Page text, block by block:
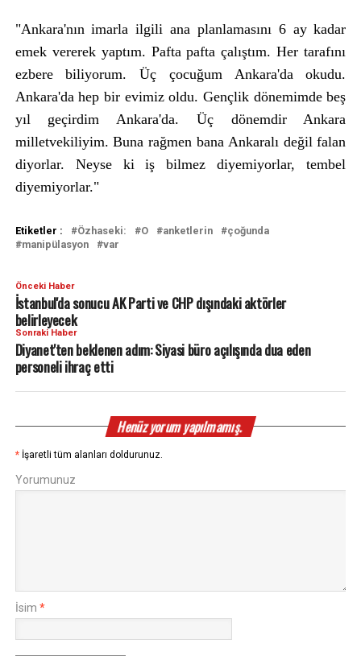
"Ankara'nın imarla ilgili ana planlamasını 6 ay kadar
emek vererek yaptım. Pafta pafta çalıştım. Her tarafını
ezbere biliyorum. Üç çocuğum Ankara'da okudu.
Ankara'da hep bir evimiz oldu. Gençlik dönemimde beş
yıl geçirdim Ankara'da. Üç dönemdir Ankara
milletvekiliyim. Buna rağmen bana Ankaralı değil falan
diyorlar. Neyse ki iş bilmez diyemiyorlar, tembel
diyemiyorlar."
Etiketler : Özhaseki: O anketlerin
çoğunda
manipülasyon
var
Önceki Haber
İstanbul'da sonucu AK Parti ve CHP dışındaki aktörler
belirleyecek
Sonraki Haber
Diyanet'ten beklenen adım: Siyasi büro açılışında dua eden
personeli ihraç etti
Henüz yorum yapılmamış.
* İşaretli tüm alanları doldurunuz.
Yorumunuz
İsim *